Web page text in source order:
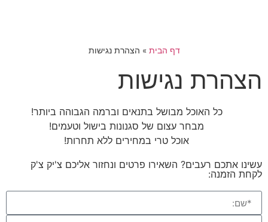
דף הבית » הצהרת נגישות
הצהרת נגישות
כל האוכל מבושל בתנאים וברמה הגבוהה ביותר!
מבחר עצום של סגנונות בישול וטעמים!
אוכל טרי במחירים ללא תחרות!
עשינו אתכם רעבים? השאירו פרטים ונחזור אליכם צ'יק צ'ק
לקחת הזמנה: